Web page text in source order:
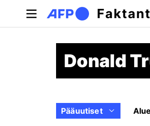
Hyppää pääsisältöön
Donald
Pääuutiset